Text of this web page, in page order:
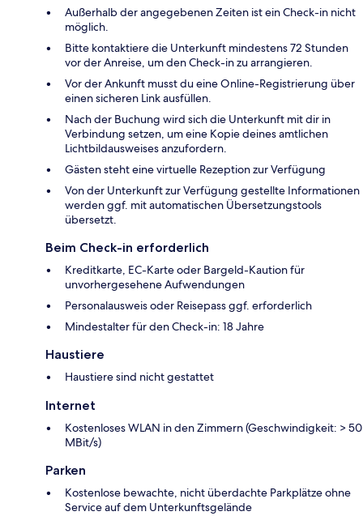
Außerhalb der angegebenen Zeiten ist ein Check-in nicht
möglich.
Bitte kontaktiere die Unterkunft mindestens 72 Stunden
vor der Anreise, um den Check-in zu arrangieren.
Vor der Ankunft musst du eine Online-Registrierung über
einen sicheren Link ausfüllen.
Nach der Buchung wird sich die Unterkunft mit dir in
Verbindung setzen, um eine Kopie deines amtlichen
Lichtbildausweises anzufordern.
Gästen steht eine virtuelle Rezeption zur Verfügung
Von der Unterkunft zur Verfügung gestellte Informationen
werden ggf. mit automatischen Übersetzungstools
übersetzt.
Beim Check-in erforderlich
Kreditkarte, EC-Karte oder Bargeld-Kaution für
unvorhergesehene Aufwendungen
Personalausweis oder Reisepass ggf. erforderlich
Mindestalter für den Check-in: 18 Jahre
Haustiere
Haustiere sind nicht gestattet
Internet
Kostenloses WLAN in den Zimmern (Geschwindigkeit: > 50
MBit/s)
Parken
Kostenlose bewachte, nicht überdachte Parkplätze ohne
Service auf dem Unterkunftsgelände